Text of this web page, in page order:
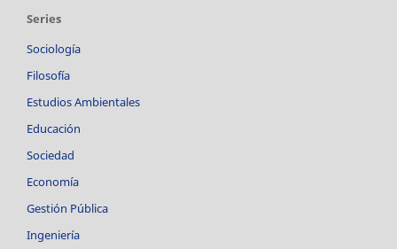
Series
Sociología
Filosofía
Estudios Ambientales
Educación
Sociedad
Economía
Gestión Pública
Ingeniería